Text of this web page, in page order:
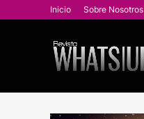
Inicio Sobre Nosotros